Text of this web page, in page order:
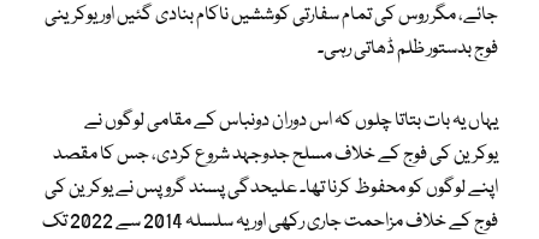
جائے، مگر روس کی تمام سفارتی کوششیں ناکام بنادی گئیں اور یوکرینی
فوج بدستور ظلم ڈھاتی رہی۔
یہاں یہ بات بتاتا چلوں کہ اس دوران دونباس کے مقامی لوگوں نے
یوکرین کی فوج کے خلاف مسلح جدوجہد شروع کردی، جس کا مقصد
اپنے لوگوں کو محفوظ کرنا تھا۔ علیحدگی پسند گروپس نے یوکرین کی
فوج کے خلاف مزاحمت جاری رکھی اور یہ سلسلہ 2014 سے 2022 تک